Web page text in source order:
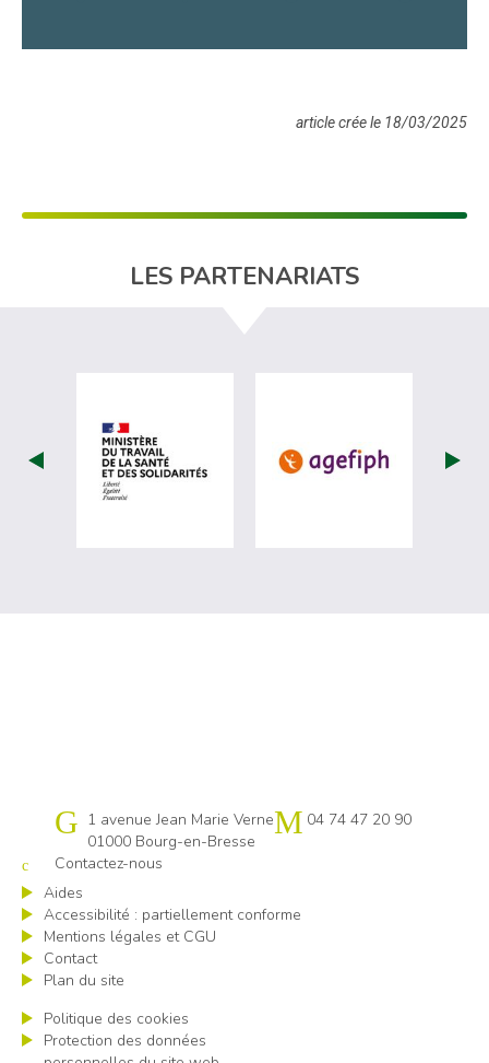
article crée le 18/03/2025
LES PARTENARIATS
visiter les site de Ministère du travail
visiter les
Cap emploi 01
1 avenue Jean Marie Verne
01000 Bourg-en-Bresse
04 74 47 20 90
Contactez-nous
Aides
Accessibilité : partiellement conforme
Mentions légales et CGU
Contact
Plan du site
Politique des cookies
Protection des données